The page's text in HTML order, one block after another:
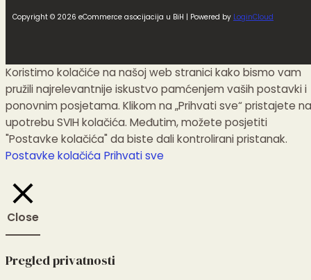
Copyright © 2026 eCommerce asocijacija u BiH | Powered by LoginCloud
Koristimo kolačiće na našoj web stranici kako bismo vam
pružili najrelevantnije iskustvo pamćenjem vaših postavki i
ponovnim posjetama. Klikom na „Prihvati sve“ pristajete na
upotrebu SVIH kolačića. Međutim, možete posjetiti
"Postavke kolačića" da biste dali kontrolirani pristanak.
Postavke kolačića Prihvati sve
Close
Pregled privatnosti